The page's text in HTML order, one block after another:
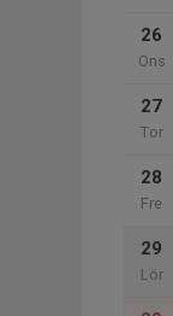
26
Ons
27
Tor
28
Fre
29
Lör